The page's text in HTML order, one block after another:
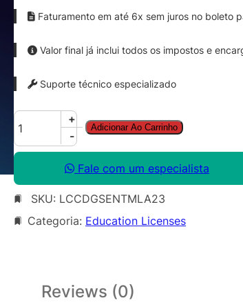
Faturamento em até 6x sem juros no boleto
Valor final já inclui todos os impostos e
Suporte técnico especializado
C
r
l
D
R
+
-
Adicionar Ao Carrinho
Fale com um especialista
SKU: LCCDGSENTMLA23
Categoria: Education Licenses
Reviews (0)